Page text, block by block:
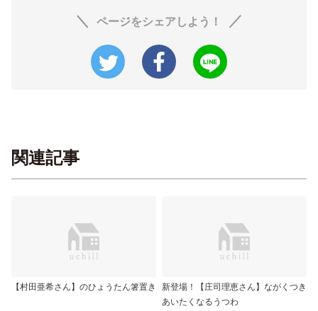
ページをシェアしよう！
関連記事
【村田亜希さん】のひょうたん箸置き
新登場！【庄司理恵さん】ながくつき
あいたくなるうつわ